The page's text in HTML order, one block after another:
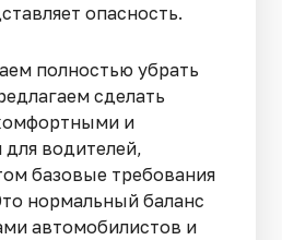
опасность.
полностью убрать
сделать
и
водителей,
базовые требования
нормальный баланс
автомобилистов и